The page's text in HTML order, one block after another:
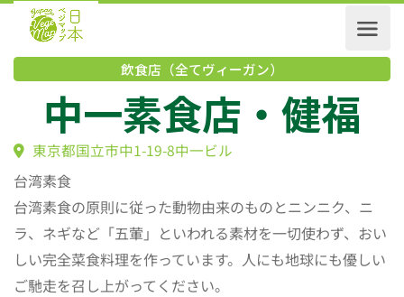
飲食店（全てヴィーガン）
中一素食店・健福
東京都国立市中1-19-8中一ビル
台湾素食
台湾素食の原則に従った動物由来のものとニンニク、ニ
ラ、ネギなど「五葷」といわれる素材を一切使わず、おい
しい完全菜食料理を作っています。人にも地球にも優しい
ご馳走を召し上がってください。